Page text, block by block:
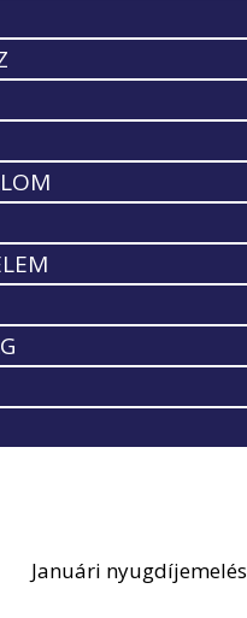
Januári nyugdíjemelés